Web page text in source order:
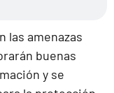
las amenazas
buenas
y se